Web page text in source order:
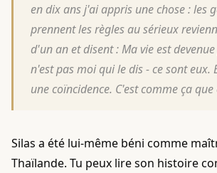
en dix ans j'ai appris une chose : les
prennent les règles au sérieux
d'un an et disent : Ma vie est
n'est pas moi qui le dis - ce sont eux.
une coïncidence. C'est comme ça
Silas a été lui-même béni comme
Thaïlande. Tu peux lire son histoire